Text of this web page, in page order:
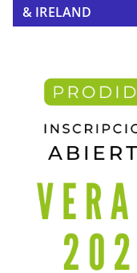
& IRELAND